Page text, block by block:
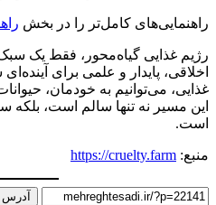
راهنمایی‌های کامل‌تر را در بخش
رژیم غذایی گیاه‌محور، فقط یک
اخلاقی، پایدار و علمی برای
غذایی، می‌توانیم به خودمان،
این مسیر نه تنها سالم است،
است.
منبع: https://cruelty.farm